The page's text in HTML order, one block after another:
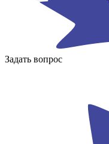
Задать вопрос